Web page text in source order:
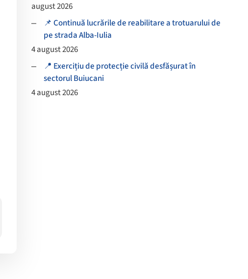
august 2026
📌 Continuă lucrările de reabilitare a trotuarului de
pe strada Alba-Iulia
4 august 2026
📍 Exercițiu de protecție civilă desfășurat în
sectorul Buiucani
4 august 2026